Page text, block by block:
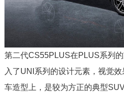
第二代CS55PLUS在PLUS系列
入了UNI系列的设计元素，视觉
车造型上，是较为方正的典型